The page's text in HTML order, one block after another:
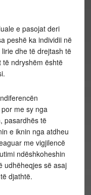
e pasojat deri
peshë ka individii në
dhe të drejtash të
të ndryshëm është
me sy nga
pasardhës të
e iknin nga atdheu
me vigjilencë
ndëshkoheshin
udhëheqjes së asaj
djathtë.